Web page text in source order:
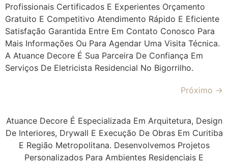
Profissionais Certificados E Experientes Orçamento
Gratuito E Competitivo Atendimento Rápido E Eficiente
Satisfação Garantida Entre Em Contato Conosco Para
Mais Informações Ou Para Agendar Uma Visita Técnica.
A Atuance Decore É Sua Parceira De Confiança Em
Serviços De Eletricista Residencial No Bigorrilho.
Próximo →
Atuance Decore É Especializada Em Arquitetura, Design
De Interiores, Drywall E Execução De Obras Em Curitiba
E Região Metropolitana. Desenvolvemos Projetos
Personalizados Para Ambientes Residenciais E